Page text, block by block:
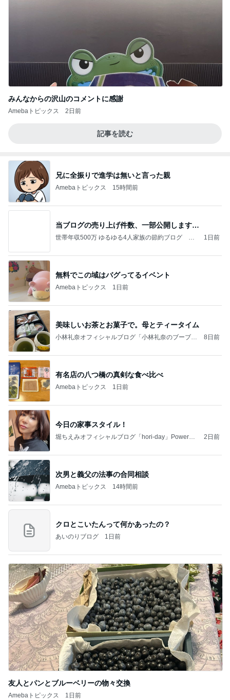
みんなからの沢山のコメントに感謝
Amebaトピックス 2日前
記事を読む
兄に全振りで進学は無いと言った親
Amebaトピックス 15時間前
当ブログの売り上げ件数、一部公開します…
世帯年収500万 ゆるゆる4人家族の節約ブログ 〜
1日前
無料でこの域はバグってるイベント
Amebaトピックス 1日前
美味しいお茶とお菓子で。母とティータイム
小林礼奈オフィシャルブログ「小林礼奈のブーブー
8日前
有名店の八つ橋の真剣な食べ比べ
Amebaトピックス 1日前
今日の家事スタイル！
堀ちえみオフィシャルブログ「hori-day」Powered
2日前
次男と義父の法事の合同相談
Amebaトピックス 14時間前
クロとこいたんって何かあったの？
あいのりブログ 1日前
友人とパンとブルーベリーの物々交換
Amebaトピックス 1日前